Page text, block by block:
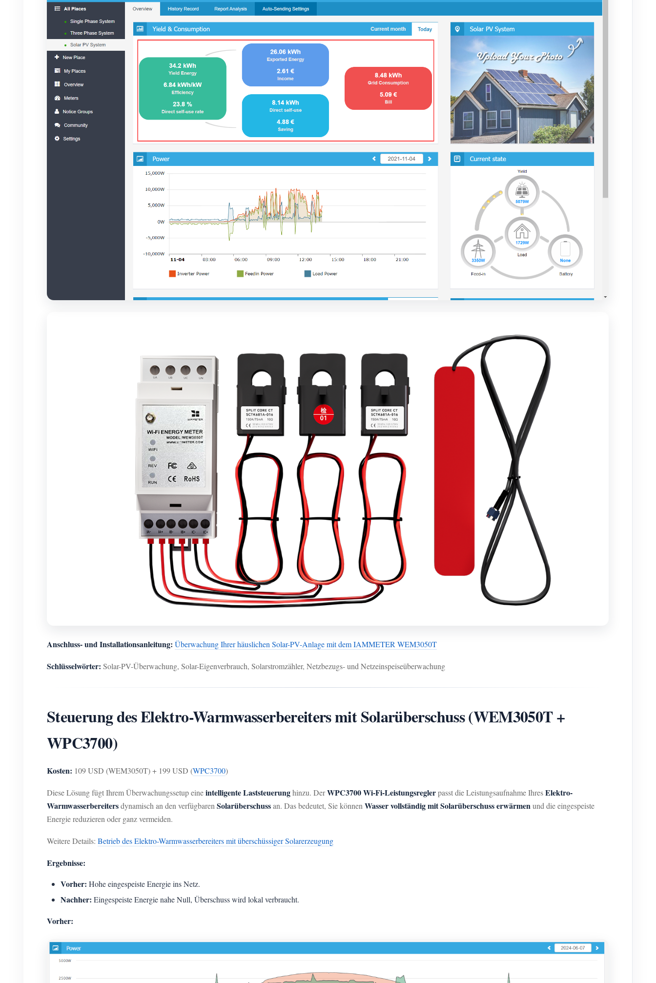
Anschluss- und Installationsanleitung: Überwachung Ihrer häuslichen Solar-PV-Anlage mit dem IAMMETER WEM3050T
Schlüsselwörter: Solar-PV-Überwachung, Solar-Eigenverbrauch, Solarstromzähler, Netzbezugs- und Netzeinspeiseüberwachung
Steuerung des Elektro-Warmwasserbereiters mit Solarüberschuss (WEM3050T +
WPC3700)
Kosten: 109 USD (WEM3050T) + 199 USD (WPC3700)
Diese Lösung fügt Ihrem Überwachungssetup eineintelligente Laststeuerunghinzu. DerWPC3700 Wi-Fi-Leistungsreglerpasst die Leistungsaufnahme IhresElektro-
Warmwasserbereitersdynamisch an den verfügbaren Solarüberschussan. Das bedeutet, Sie können Wasser vollständig mit Solarüberschuss erwärmenund die eingespeiste
Energie reduzieren oder ganz vermeiden.
Weitere Details: Betrieb des Elektro-Warmwasserbereiters mit überschüssiger Solarerzeugung
Ergebnisse:
Vorher: Hohe eingespeiste Energie ins Netz.
Nachher: Eingespeiste Energie nahe Null, Überschuss wird lokal verbraucht.
Vorher: